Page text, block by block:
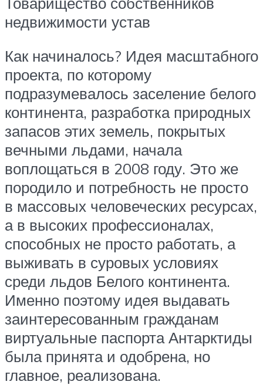
недвижимости устав
Как начиналось? Идея масштабного
проекта, по которому
подразумевалось заселение белого
континента, разработка природных
запасов этих земель, покрытых
вечными льдами, начала
воплощаться в 2008 году. Это же
породило и потребность не просто
в массовых человеческих ресурсах,
а в высоких профессионалах,
способных не просто работать, а
выживать в суровых условиях
среди льдов Белого континента.
Именно поэтому идея выдавать
заинтересованным гражданам
виртуальные паспорта Антарктиды
была принята и одобрена, но
главное, реализована.